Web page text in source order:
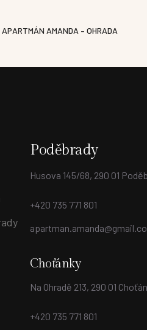
APARTMÁN AMANDA – OHRADA
Poděbrady
Husova 145/68, 290 01
+420 735 771 801
Choťánky
Na Ohradě 213, 290 01
+420 735 771 801